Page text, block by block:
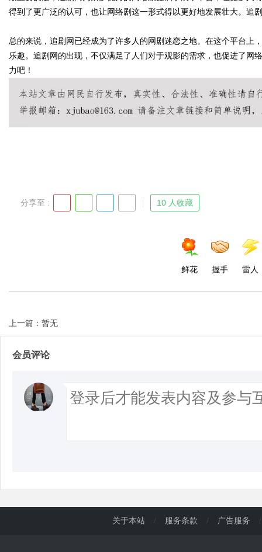
Bo
d
得到了更广泛的认可，也让网络剧这一形式得以更好地发展壮大。追
总的来说，追剧网已经成为了许多人的网剧迷恋之地。在这个平台上
乐趣。追剧网的出现，不仅满足了人们对于观影的需求，也促进了网
力吧！
分享至 : 10 人收藏
鲜花 握手 雷人
上一篇：暂无
会员评论
关于本站 / 服务条款 / 广告服务 /